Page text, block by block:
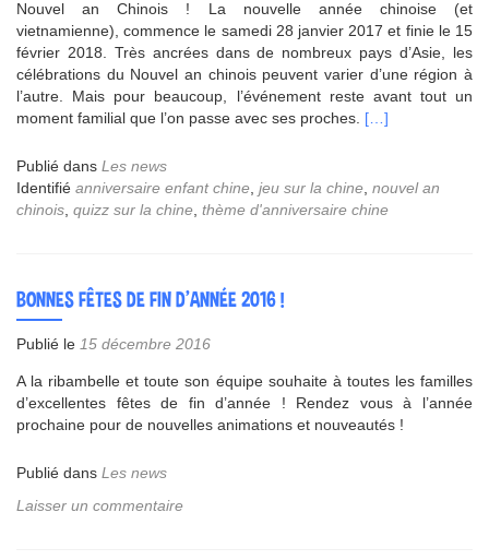
Nouvel an Chinois ! La nouvelle année chinoise (et
vietnamienne), commence le samedi 28 janvier 2017 et finie le 15
février 2018. Très ancrées dans de nombreux pays d’Asie, les
célébrations du Nouvel an chinois peuvent varier d’une région à
l’autre. Mais pour beaucoup, l’événement reste avant tout un
moment familial que l’on passe avec ses proches. En
surNouvel
an
[…]
Publié dans Les news
Identifié anniversaire enfant chine, jeu sur la chine, nouvel an
chinois, quizz sur la chine, thème d'anniversaire chine
BONNES FÊTES DE FIN D’ANNÉE 2016 !
Publié le 15 décembre 2016
A la ribambelle et toute son équipe souhaite à toutes les familles
d’excellentes fêtes de fin d’année ! Rendez vous à l’année
prochaine pour de nouvelles animations et nouveautés !
Publié dans Les news
Laisser un commentaire